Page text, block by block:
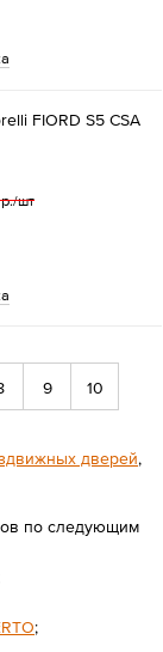
FIORD S5 CSA
/шт
9 10
дверей,
по следующим
;